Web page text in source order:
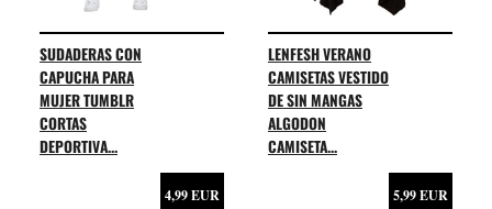
SUDADERAS CON
CAPUCHA PARA
MUJER TUMBLR
CORTAS
DEPORTIVA...
4,99 EUR
LENFESH VERANO
CAMISETAS VESTIDO
DE SIN MANGAS
ALGODON
CAMISETA...
5,99 EUR